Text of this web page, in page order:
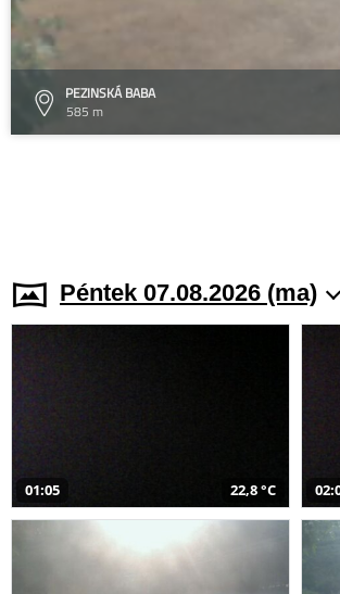
PEZINSKÁ BABA
585 m
Péntek 07.08.2026 (ma)
01:05 22,8 °C